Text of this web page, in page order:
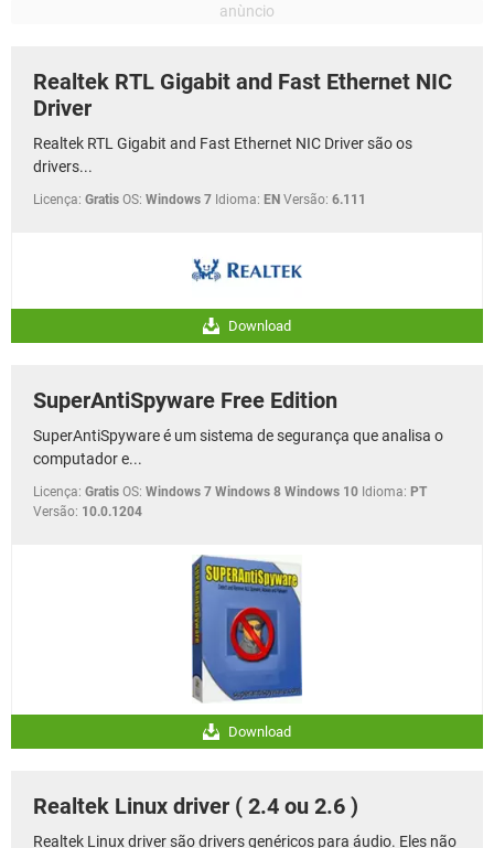
Realtek RTL Gigabit and Fast Ethernet NIC
Driver
Realtek RTL Gigabit and Fast Ethernet NIC Driver são os
drivers...
Licença: Gratis OS: Windows 7 Idioma: EN Versão: 6.111
Download
SuperAntiSpyware Free Edition
SuperAntiSpyware é um sistema de segurança que analisa o
computador e...
Licença: Gratis OS: Windows 7 Windows 8 Windows 10 Idioma: PT
Versão: 10.0.1204
Download
Realtek Linux driver ( 2.4 ou 2.6 )
Realtek Linux driver são drivers genéricos para áudio. Eles não